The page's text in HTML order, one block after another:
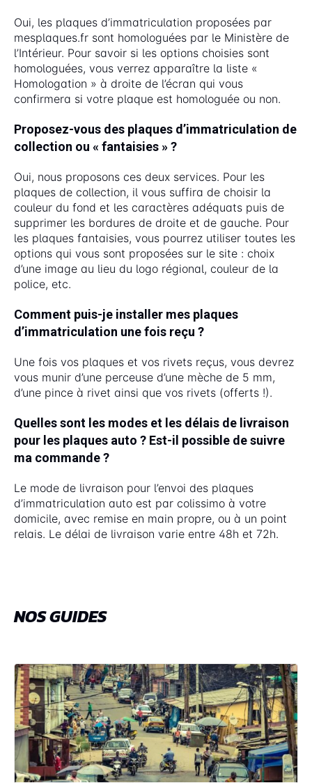
Oui, les plaques d’immatriculation proposées par
mesplaques.fr sont homologuées par le Ministère de
l’Intérieur. Pour savoir si les options choisies sont
homologuées, vous verrez apparaître la liste «
Homologation » à droite de l’écran qui vous
confirmera si votre plaque est homologuée ou non.
Proposez-vous des plaques d’immatriculation de
collection ou « fantaisies » ?
Oui, nous proposons ces deux services. Pour les
plaques de collection, il vous suffira de choisir la
couleur du fond et les caractères adéquats puis de
supprimer les bordures de droite et de gauche. Pour
les plaques fantaisies, vous pourrez utiliser toutes les
options qui vous sont proposées sur le site : choix
d’une image au lieu du logo régional, couleur de la
police, etc.
Comment puis-je installer mes plaques
d’immatriculation une fois reçu ?
Une fois vos plaques et vos rivets reçus, vous devrez
vous munir d’une perceuse d’une mèche de 5 mm,
d’une pince à rivet ainsi que vos rivets (offerts !).
Quelles sont les modes et les délais de livraison
pour les plaques auto ? Est-il possible de suivre
ma commande ?
Le mode de livraison pour l’envoi des plaques
d’immatriculation auto est par colissimo à votre
domicile, avec remise en main propre, ou à un point
relais. Le délai de livraison varie entre 48h et 72h.
NOS GUIDES